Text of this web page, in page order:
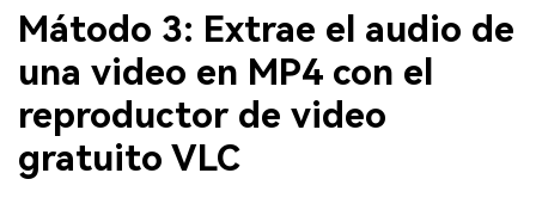
Mátodo 3: Extrae el audio de
una video en MP4 con el
reproductor de video
gratuito VLC